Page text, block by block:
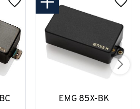
EMG 85X-BK